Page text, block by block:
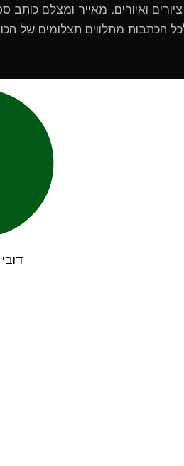
ואיורים. מאייר ומצלם כותב
הכתבות מתלווים תצלומים של
דובי